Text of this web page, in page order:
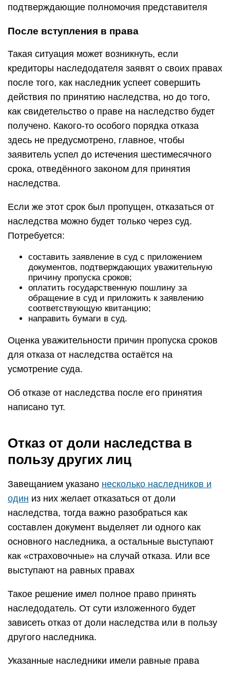
подтверждающие полномочия представителя
После вступления в права
Такая ситуация может возникнуть, если
кредиторы наследодателя заявят о своих правах
после того, как наследник успеет совершить
действия по принятию наследства, но до того,
как свидетельство о праве на наследство будет
получено. Какого-то особого порядка отказа
здесь не предусмотрено, главное, чтобы
заявитель успел до истечения шестимесячного
срока, отведённого законом для принятия
наследства.
Если же этот срок был пропущен, отказаться от
наследства можно будет только через суд.
Потребуется:
составить заявление в суд с приложением
документов, подтверждающих уважительную
причину пропуска сроков;
оплатить государственную пошлину за
обращение в суд и приложить к заявлению
соответствующую квитанцию;
направить бумаги в суд.
Оценка уважительности причин пропуска сроков
для отказа от наследства остаётся на
усмотрение суда.
Об отказе от наследства после его принятия
написано тут.
Отказ от доли наследства в
пользу других лиц
Завещанием указано несколько наследников и
один из них желает отказаться от доли
наследства, тогда важно разобраться как
составлен документ выделяет ли одного как
основного наследника, а остальные выступают
как «страховочные» на случай отказа. Или все
выступают на равных правах
Такое решение имел полное право принять
наследодатель. От сути изложенного будет
зависеть отказ от доли наследства или в пользу
другого наследника.
Указанные наследники имели равные права